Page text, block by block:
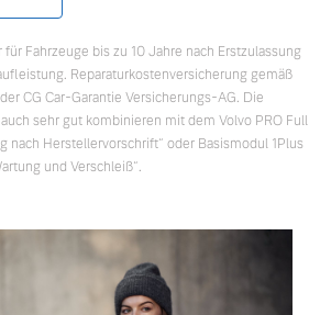
Fahrzeuge bis zu 10 Jahre nach Erstzulassung
Reparaturkostenversicherung gemäß
CG Car-Garantie Versicherungs-AG. Die
sehr gut kombinieren mit dem Volvo PRO Full
nach Herstellervorschrift“ oder Basismodul 1Plus
und Verschleiß“.